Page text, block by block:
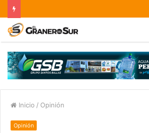
Inicio / Opinión
Opinión